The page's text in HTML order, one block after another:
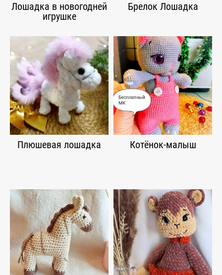
Лошадка в новогодней
игрушке
Брелок Лошадка
Плюшевая лошадка Котёнок-малыш